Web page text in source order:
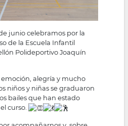
junio celebramos por la
de la Escuela Infantil
Polideportivo Joaquín
alegría y mucho
niños y niñas se graduaron
bailes que han estado
curso.